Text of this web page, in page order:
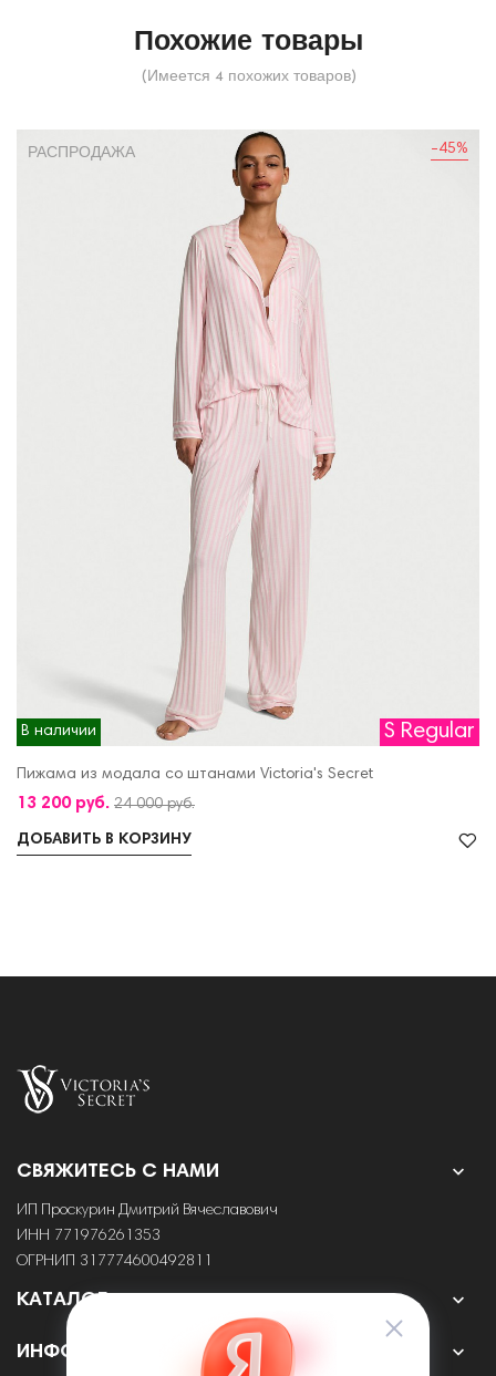
Похожие товары
(Имеется 4 похожих товаров)
-45%
РАСПРОДАЖА
В наличии S Regular
Пижама из модала со штанами Victoria's Secret
13 200 руб. 24 000 руб.
ДОБАВИТЬ В КОРЗИНУ
СВЯЖИТЕСЬ С НАМИ 
ИП Проскурин Дмитрий Вячеславович
ИНН 771976261353
ОГРНИП 317774600492811
КАТАЛОГ 
ИНФОРМАЦИЯ 